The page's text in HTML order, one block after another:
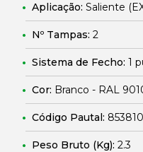
Aplicação: Saliente
Nº Tampas: 2
Sistema de Fecho: 1
Cor: Branco - RAL
Código Pautal:
Peso Bruto (Kg): 2.3